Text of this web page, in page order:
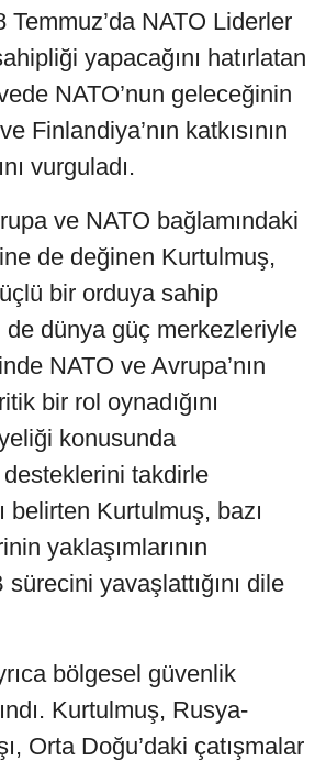
Temmuz’da NATO Liderler
yapacağını hatırlatan
NATO’nun geleceğinin
Finlandiya’nın katkısının
vurguladı.
ve NATO bağlamındaki
de değinen Kurtulmuş,
bir orduya sahip
de dünya güç merkezleriyle
NATO ve Avrupa’nın
bir rol oynadığını
konusunda
desteklerini takdirle
belirten Kurtulmuş, bazı
yaklaşımlarının
sürecini yavaşlattığını dile
bölgesel güvenlik
Kurtulmuş, Rusya-
Orta Doğu’daki çatışmalar